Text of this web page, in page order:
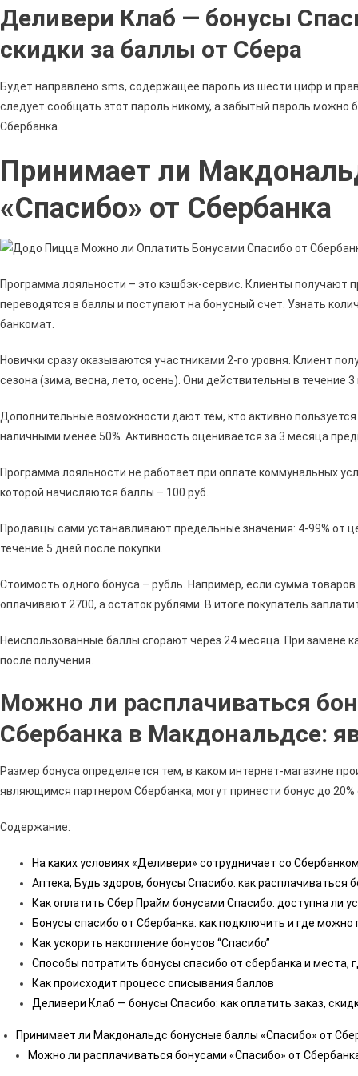
Деливери Клаб — бонусы
скидки за баллы от Сбера
Будет направлено sms, содержащее пароль из шести цифр и
следует сообщать этот пароль никому, а забытый пароль можно
Сбербанка.
Принимает ли
«Спасибо» от Сбербанка
Программа лояльности – это кэшбэк-сервис. Клиенты получают
переводятся в баллы и поступают на бонусный счет. Узнать
банкомат.
Новички сразу оказываются участниками 2-го уровня. Клиент
сезона (зима, весна, лето, осень). Они действительны в течение
Дополнительные возможности дают тем, кто активно
наличными менее 50%. Активность оценивается за 3 месяца
Программа лояльности не работает при оплате коммунальных
которой начисляются баллы – 100 руб.
Продавцы сами устанавливают предельные значения: 4-99% от
течение 5 дней после покупки.
Стоимость одного бонуса – рубль. Например, если сумма
оплачивают 2700, а остаток рублями. В итоге покупатель
Неиспользованные баллы сгорают через 24 месяца. При замене
после получения.
Можно ли расплачиваться
Сбербанка в Макдональдсе:
Размер бонуса определяется тем, в каком интернет-магазине
являющимся партнером Сбербанка, могут принести бонус до
Содержание:
На каких условиях «Деливери» сотрудничает со
Аптека; Будь здоров; бонусы Спасибо: как расплачиваться
Как оплатить Сбер Прайм бонусами Спасибо: доступна ли
Бонусы спасибо от Сбербанка: как подключить и где можно
Как ускорить накопление бонусов “Спасибо”
Способы потратить бонусы спасибо от сбербанка и места,
Как происходит процесс списывания баллов
Деливери Клаб — бонусы Спасибо: как оплатить заказ,
Принимает ли Макдональдс бонусные баллы «Спасибо» от
Можно ли расплачиваться бонусами «Спасибо» от